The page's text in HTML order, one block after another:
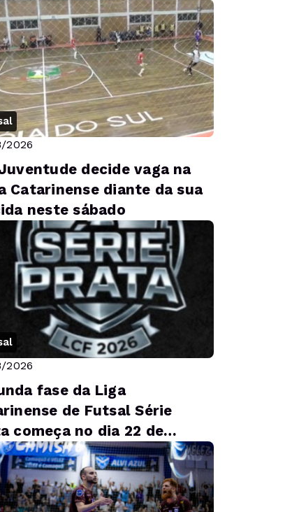
2026
decide vaga na
Catarinense diante da sua
neste sábado
2026
fase da Liga
de Futsal Série
começa no dia 22 de